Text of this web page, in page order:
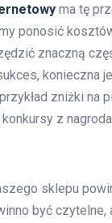
ma tę
ponosić
znaczną
konieczna
zniżki na
z
sklepu
być